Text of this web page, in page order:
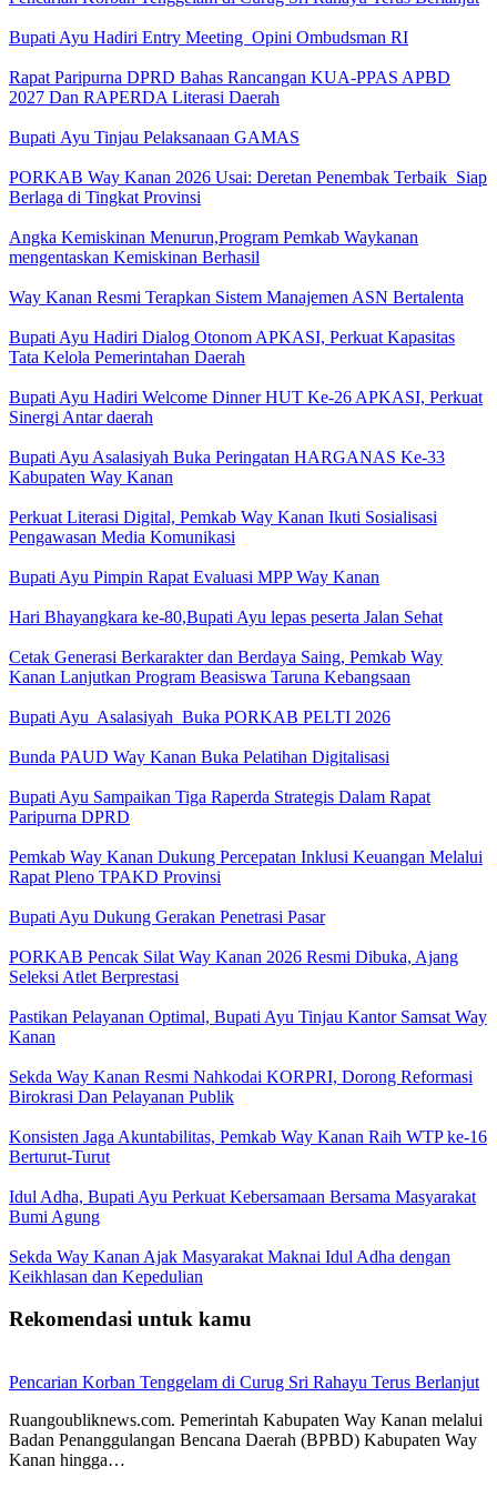
Bupati Ayu Hadiri Entry Meeting Opini Ombudsman RI
Rapat Paripurna DPRD Bahas Rancangan KUA-PPAS APBD
2027 Dan RAPERDA Literasi Daerah
Bupati Ayu Tinjau Pelaksanaan GAMAS
PORKAB Way Kanan 2026 Usai: Deretan Penembak Terbaik Siap
Berlaga di Tingkat Provinsi
Angka Kemiskinan Menurun,Program Pemkab Waykanan
mengentaskan Kemiskinan Berhasil
Way Kanan Resmi Terapkan Sistem Manajemen ASN Bertalenta
Bupati Ayu Hadiri Dialog Otonom APKASI, Perkuat Kapasitas
Tata Kelola Pemerintahan Daerah
Bupati Ayu Hadiri Welcome Dinner HUT Ke-26 APKASI, Perkuat
Sinergi Antar daerah
Bupati Ayu Asalasiyah Buka Peringatan HARGANAS Ke-33
Kabupaten Way Kanan
Perkuat Literasi Digital, Pemkab Way Kanan Ikuti Sosialisasi
Pengawasan Media Komunikasi
Bupati Ayu Pimpin Rapat Evaluasi MPP Way Kanan
Hari Bhayangkara ke-80,Bupati Ayu lepas peserta Jalan Sehat
Cetak Generasi Berkarakter dan Berdaya Saing, Pemkab Way
Kanan Lanjutkan Program Beasiswa Taruna Kebangsaan
Bupati Ayu Asalasiyah Buka PORKAB PELTI 2026
Bunda PAUD Way Kanan Buka Pelatihan Digitalisasi
Bupati Ayu Sampaikan Tiga Raperda Strategis Dalam Rapat
Paripurna DPRD
Pemkab Way Kanan Dukung Percepatan Inklusi Keuangan Melalui
Rapat Pleno TPAKD Provinsi
Bupati Ayu Dukung Gerakan Penetrasi Pasar
PORKAB Pencak Silat Way Kanan 2026 Resmi Dibuka, Ajang
Seleksi Atlet Berprestasi
Pastikan Pelayanan Optimal, Bupati Ayu Tinjau Kantor Samsat Way
Kanan
Sekda Way Kanan Resmi Nahkodai KORPRI, Dorong Reformasi
Birokrasi Dan Pelayanan Publik
Konsisten Jaga Akuntabilitas, Pemkab Way Kanan Raih WTP ke-16
Berturut-Turut
Idul Adha, Bupati Ayu Perkuat Kebersamaan Bersama Masyarakat
Bumi Agung
Sekda Way Kanan Ajak Masyarakat Maknai Idul Adha dengan
Keikhlasan dan Kepedulian
Rekomendasi untuk kamu
Pencarian Korban Tenggelam di Curug Sri Rahayu Terus Berlanjut
Ruangoubliknews.com. Pemerintah Kabupaten Way Kanan melalui
Badan Penanggulangan Bencana Daerah (BPBD) Kabupaten Way
Kanan hingga…